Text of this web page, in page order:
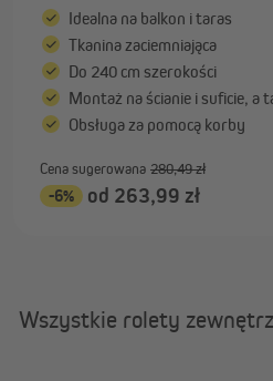
Idealna na balkon i taras
Tkanina zaciemniająca
Do 240 cm szerokości
Montaż na ścianie i suficie, a
Obsługa za pomocą korby
Cena sugerowana 280,49 zł
-6% od 263,99 zł
Wszystkie rolety